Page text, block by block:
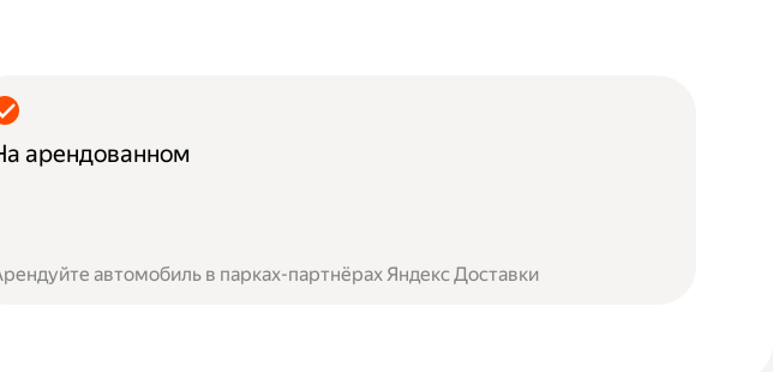
арендованном
автомобиль в парках-партнёрах Яндекс Доставки